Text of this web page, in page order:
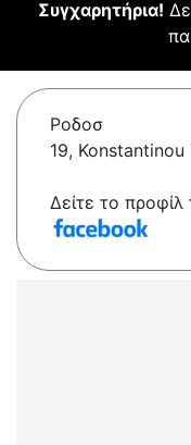
Συγχαρητήρια!
Ροδοσ
19, Konstantinou
Δείτε το προφίλ